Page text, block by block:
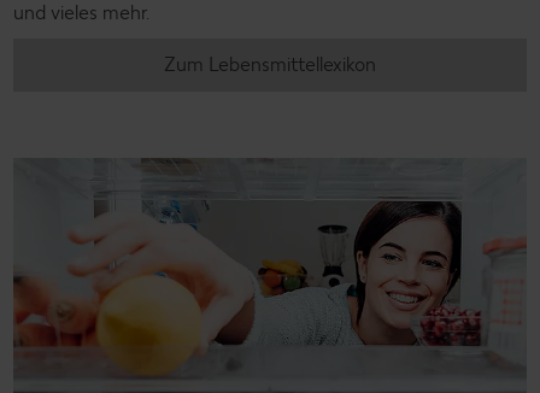
und vieles mehr.
Zum Lebensmittellexikon